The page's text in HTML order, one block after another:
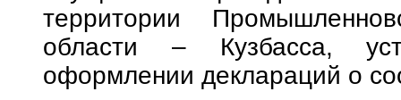
территории
области – Кузбасса,
оформлении деклараций о